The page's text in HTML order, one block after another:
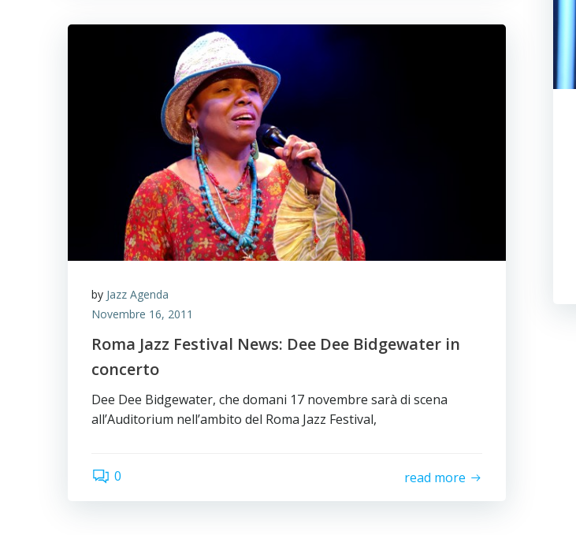
by Jazz Agenda
Novembre 16, 2011
Roma Jazz Festival News: Dee Dee Bidgewater in
concerto
Dee Dee Bidgewater, che domani 17 novembre sarà di scena
all’Auditorium nell’ambito del Roma Jazz Festival,
0 read more